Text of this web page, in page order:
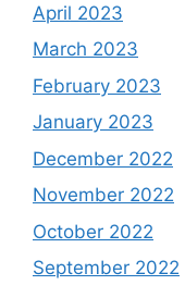
April 2023
March 2023
February 2023
January 2023
December 2022
November 2022
October 2022
September 2022